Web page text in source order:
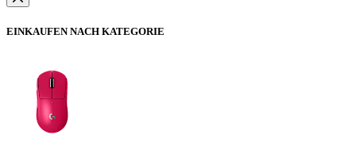
EINKAUFEN NACH KATEGORIE